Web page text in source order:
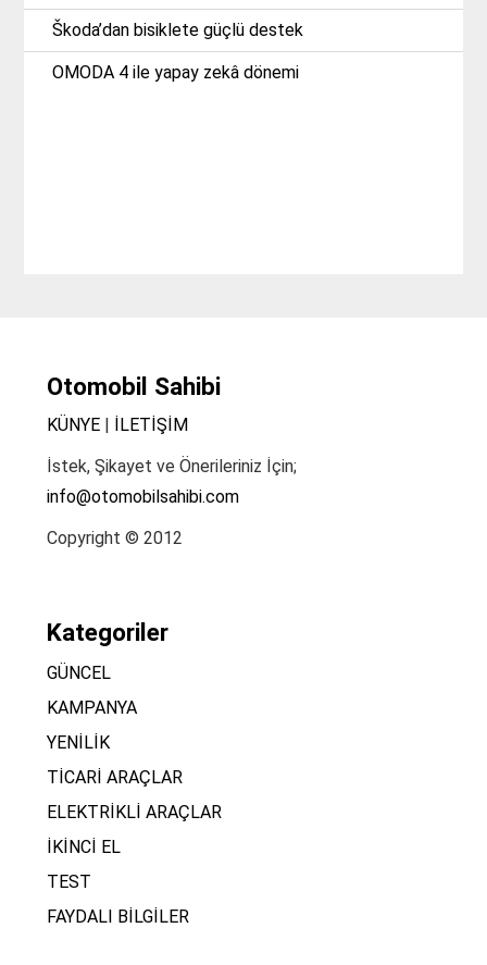
Škoda’dan bisiklete güçlü destek
OMODA 4 ile yapay zekâ dönemi
Otomobil Sahibi
KÜNYE| İLETİŞİM
İstek, Şikayet ve Önerileriniz İçin;
info@otomobilsahibi.com
Copyright © 2012
Kategoriler
GÜNCEL
KAMPANYA
YENİLİK
TİCARİ ARAÇLAR
ELEKTRİKLİ ARAÇLAR
İKİNCİ EL
TEST
FAYDALI BİLGİLER